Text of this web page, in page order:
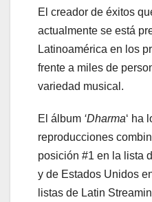
El creador de éxitos
actualmente se está
Latinoamérica en los
frente a miles de
variedad musical.
El álbum ‘Dharma‘ ha
reproducciones
posición #1 en la lista
y de Estados Unidos
listas de Latin